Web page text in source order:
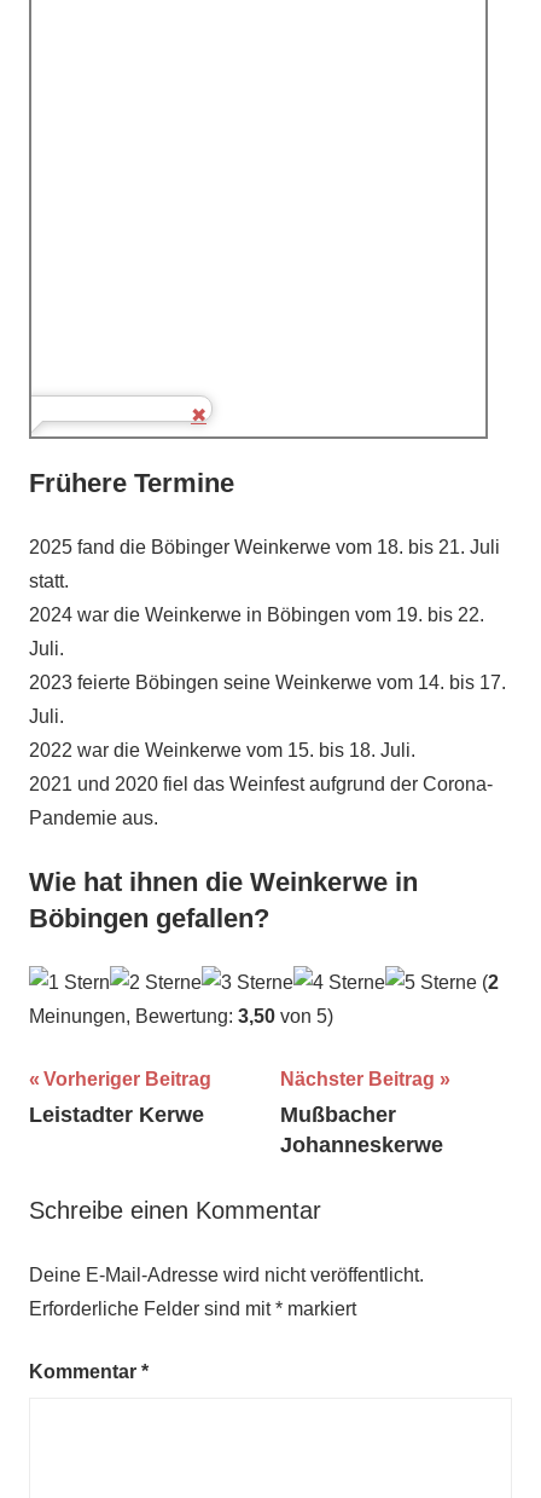
Frühere Termine
2025 fand die Böbinger Weinkerwe vom 18. bis 21. Juli
statt.
2024 war die Weinkerwe in Böbingen vom 19. bis 22.
Juli.
2023 feierte Böbingen seine Weinkerwe vom 14. bis 17.
Juli.
2022 war die Weinkerwe vom 15. bis 18. Juli.
2021 und 2020 fiel das Weinfest aufgrund der Corona-
Pandemie aus.
Wie hat ihnen die Weinkerwe in
Böbingen gefallen?
(2
Meinungen, Bewertung: 3,50 von 5)
Schlagwörter:
Juli,
Beitragsnavigation
Vorheriger Beitrag
Leistadter Kerwe
Nächster Beitrag
Mußbacher
Johanneskerwe
Schreibe einen Kommentar
Deine E-Mail-Adresse wird nicht veröffentlicht.
Erforderliche Felder sind mit* markiert
Kommentar *